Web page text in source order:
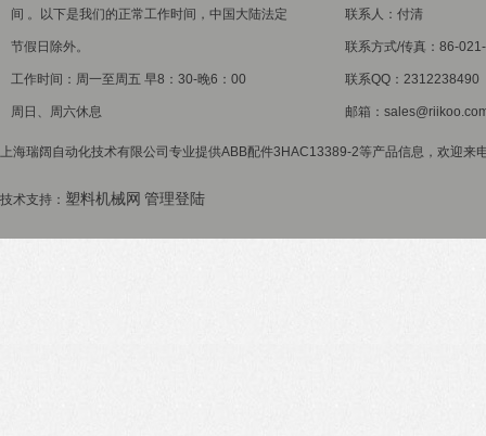
间 。以下是我们的正常工作时间，中国大陆法定
节假日除外。
工作时间：周一至周五 早8：30-晚6：00
周日、周六休息
联系人：付清
联系方式/传真：86-
联系QQ：2312238490
邮箱：
上海瑞阔自动化技术有限公司专业提供ABB配件3HAC13389-2等产品信息，欢迎来
技术支持： 塑料机械网 管理登陆